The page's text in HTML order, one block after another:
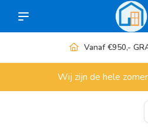
Vanaf €950,-
Wij zijn de hele